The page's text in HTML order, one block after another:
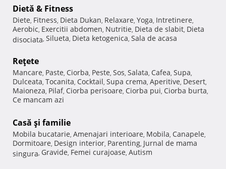
Dietă & Fitness
Diete, Fitness, Dieta Dukan, Relaxare, Yoga, Intretinere,
Aerobic, Exercitii abdomen, Nutritie, Dieta de slabit, Dieta
disociata, Silueta, Dieta ketogenica, Sala de acasa
Reţete
Mancare, Paste, Ciorba, Peste, Sos, Salata, Cafea, Supa,
Dulceata, Tocanita, Cocktail, Supa crema, Aperitive, Desert,
Maioneza, Pilaf, Ciorba perisoare, Ciorba pui, Ciorba burta,
Ce mancam azi
Casă şi familie
Mobila bucatarie, Amenajari interioare, Mobila, Canapele,
Dormitoare, Design interior, Parenting, Jurnal de mama
singura, Gravide, Femei curajoase, Autism